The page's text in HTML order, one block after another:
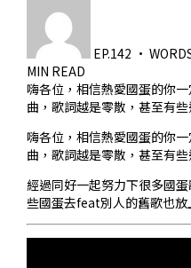
EP.142 ·
MIN READ
嗨各位，相信熱愛國蛋的你
曲，歌詞越是零散，甚至有
嗨各位，相信熱愛國蛋的你
曲，歌詞越是零散，甚至有
經過同好一起努力下很多國
些國蛋去feat別人的舊歌也放